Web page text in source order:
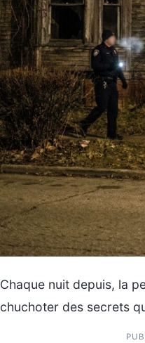
Chaque nuit depuis, la
chuchoter des secrets